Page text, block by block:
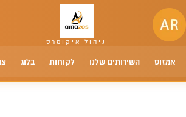
אמזוס השירותים שלנו לקוחות בלוג